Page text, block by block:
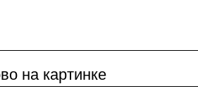
на картинке